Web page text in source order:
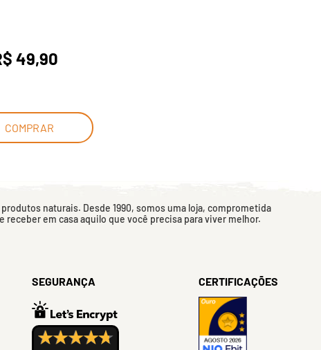
49,90
COMPRAR
naturais. Desde 1990, somos uma loja, comprometida
em casa aquilo que você precisa para viver melhor.
SEGURANÇA CERTIFICAÇÕES